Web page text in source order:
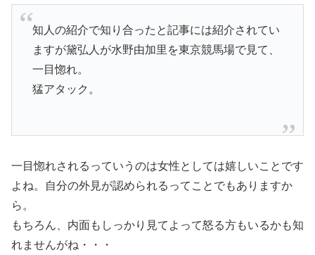
知人の紹介で知り合ったと記事には紹介されてい
ますが黛弘人が水野由加里を東京競馬場で見て、
一目惚れ。
猛アタック。
一目惚れされるっていうのは女性としては嬉しいことです
よね。自分の外見が認められるってことでもありますか
ら。
もちろん、内面もしっかり見てよって怒る方もいるかも知
れませんがね・・・